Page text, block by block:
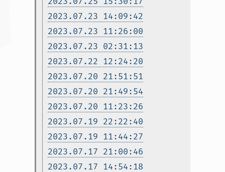
2023.07.23 14:09:42
2023.07.23 11:26:00
2023.07.23 02:31:13
2023.07.22 12:24:20
2023.07.20 21:51:51
2023.07.20 21:49:54
2023.07.20 11:23:26
2023.07.19 22:22:40
2023.07.19 11:44:27
2023.07.17 21:00:46
2023.07.17 14:54:18